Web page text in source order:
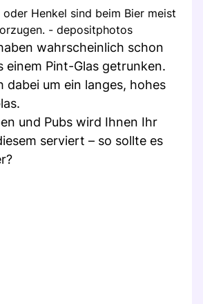
Henkel sind beim Bier meist
- depositphotos
wahrscheinlich schon
einem Pint-Glas getrunken.
dabei um ein langes, hohes
und Pubs wird Ihnen Ihr
serviert – so sollte es